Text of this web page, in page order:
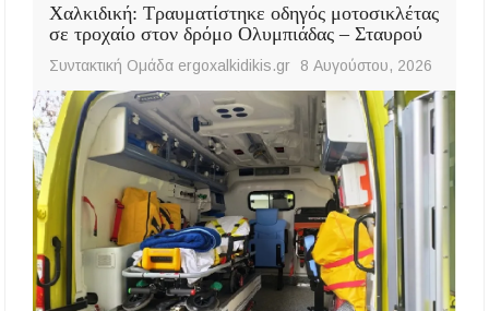
Χαλκιδική: Τραυματίστηκε οδηγός μοτοσικλέτας
σε τροχαίο στον δρόμο Ολυμπιάδας – Σταυρού
Συντακτική Ομάδα ergoxalkidikis.gr 8 Αυγούστου, 2026